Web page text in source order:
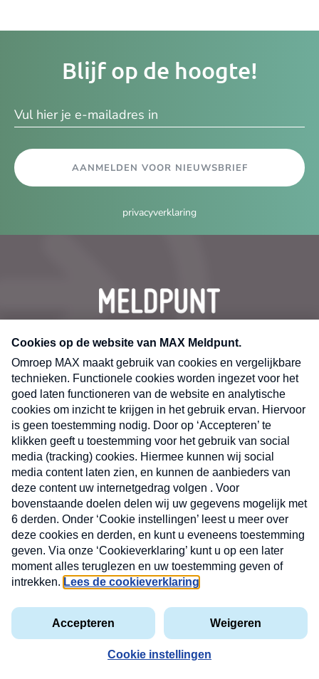
Blijf op de hoogte!
AANMELDEN VOOR NIEUWSBRIEF
privacyverklaring
CONTACT
Volg ons op
MAX
Cookieverklaring
Kwetsbaarheid
X
Nieuwsbrief
Neem hier een gratis abonnement op de MAX
Consumenten nieuwsbrief. Elke maandag en
donderdag in uw mailbox.
e-
VOOR
privacyverklaring